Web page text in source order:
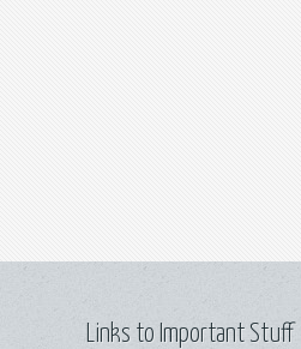
Links to Important Stuff